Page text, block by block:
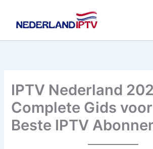
inhoud
IPTV Nederland
Complete Gids
Beste IPTV